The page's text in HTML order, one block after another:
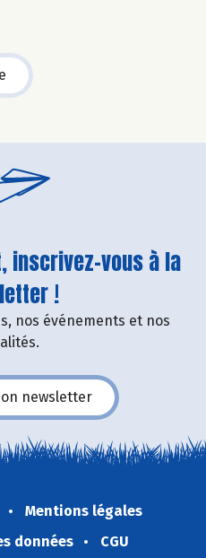
inscrivez-vous à la
!
nos événements et nos
newsletter
Mentions légales
données
CGU